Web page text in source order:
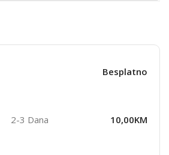
Besplatno
2-3 Dana 10,00KM